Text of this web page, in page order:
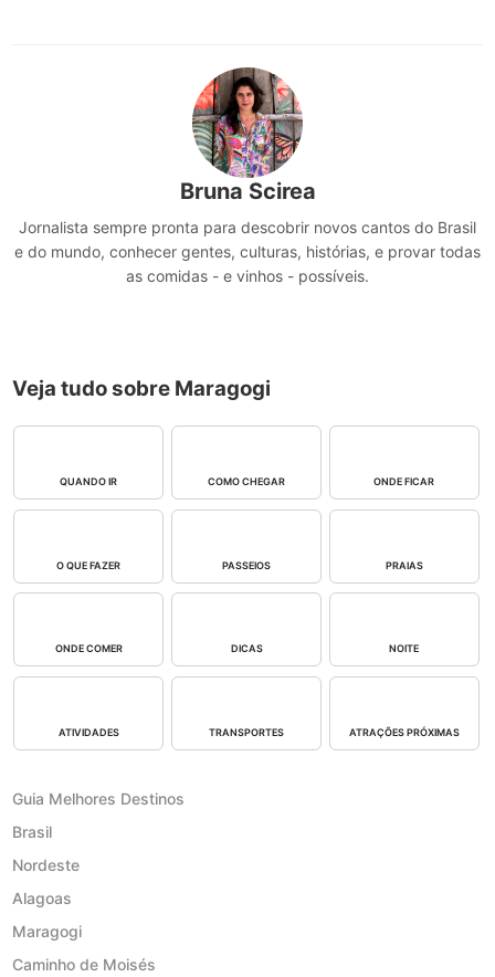
Bruna Scirea
Jornalista sempre pronta para descobrir novos cantos do Brasil
e do mundo, conhecer gentes, culturas, histórias, e provar todas
as comidas - e vinhos - possíveis.
Veja tudo sobre Maragogi
QUANDO IR COMO CHEGAR ONDE FICAR
O QUE FAZER PASSEIOS PRAIAS
ONDE COMER DICAS NOITE
ATIVIDADES TRANSPORTES ATRAÇÕES PRÓXIMAS
Guia Melhores Destinos
Brasil
Nordeste
Alagoas
Maragogi
Caminho de Moisés